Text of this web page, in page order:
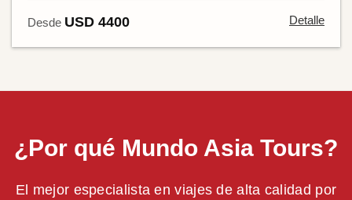
Desde USD 4400 Detalle
¿Por qué Mundo Asia Tours?
El mejor especialista en viajes de alta calidad por